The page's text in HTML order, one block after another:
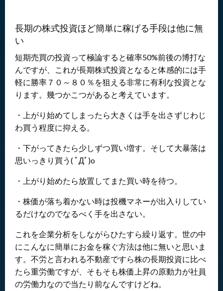
長期の株式投資ほど簡単に稼げる手段は他に無
い
短期売買の投資って極論すると確率50%前後の博打な
んですが、これが長期株式投資となると体感的には手
軽に勝率７０～８０％を狙える非常に有利な投資とな
ります。幾つかこつがあると考えています。
・上がり始めてしまったら大きくは手を出さずじわじ
わ買う程度に抑える。
・下がってきたら少しずつ買い増す。そして大暴落は
思いっきり買う( ﾟДﾟ)o
・上がり始めたら放置してまた買い時を待つ。
・株価が落ち着かない時は投機マネーが出入りしてい
るだけなのでなるべく手を出さない。
これを企業分析をしながらひたすら繰り返す。世の中
にこんなに簡単にお金を稼ぐ方法は他に無いと思いま
す。不労と言われる不動産ですら株の長期投資に比べ
たら重労働ですが、そもそも株価上昇の原動力が社員
の労働力なので当たり前なんですけどね。